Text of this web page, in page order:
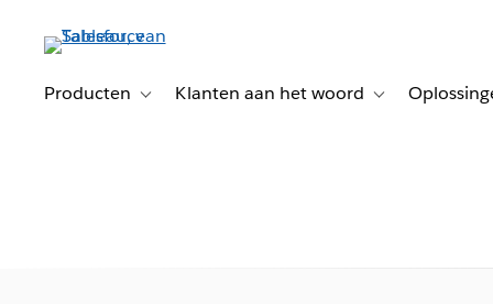
Producten
Toggle sub-navigation for Producten
Klanten aan het woord Toggle sub-